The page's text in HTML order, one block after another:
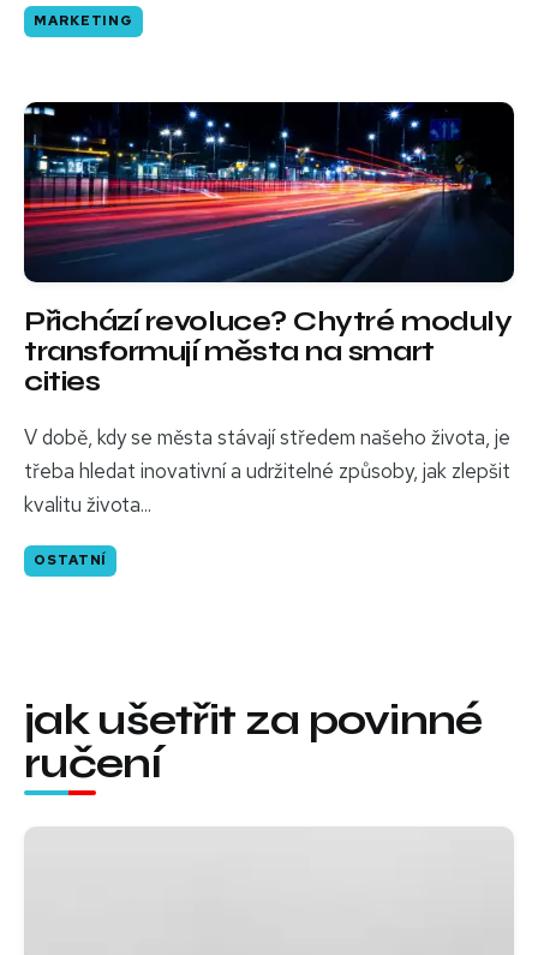
MARKETING
Přichází revoluce? Chytré moduly
transformují města na smart
cities
V době, kdy se města stávají středem našeho života, je
třeba hledat inovativní a udržitelné způsoby, jak zlepšit
kvalitu života...
OSTATNÍ
jak ušetřit za povinné
ručení